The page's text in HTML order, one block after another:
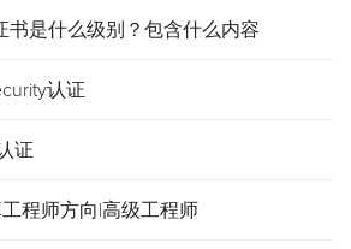
书是什么级别？包含什么内容
认证
证
工程师方向|高级工程师